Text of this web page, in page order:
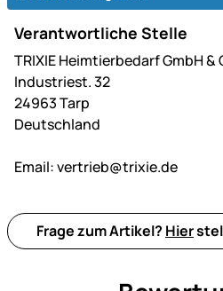
Verantwortliche Stelle
TRIXIE Heimtierbedarf GmbH &
Industriest. 32
24963 Tarp
Deutschland
Email:vertrieb@trixie.de
Frage zum Artikel? Hier